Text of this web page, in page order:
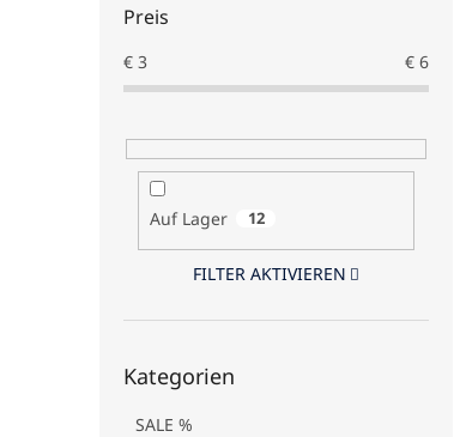
Preis
€ 3 € 6
Auf Lager 12
FILTER AKTIVIEREN
überspringen
Kategorien
SALE %